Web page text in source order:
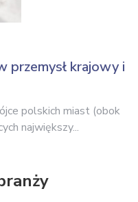
przemysł krajowy i
polskich miast (obok
największy...